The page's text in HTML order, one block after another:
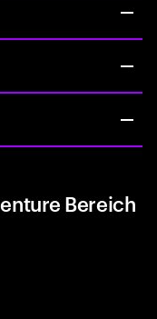
Bereich